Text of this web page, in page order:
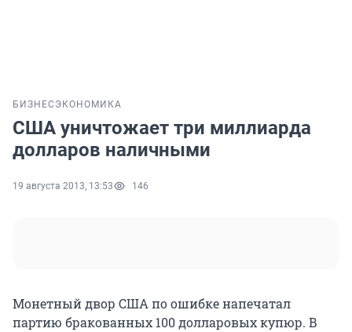
БИЗНЕС ЭКОНОМИКА
США уничтожает три миллиарда
долларов наличными
19 августа 2013, 13:53 146
Монетный двор США по ошибке напечатал
партию бракованных 100 долларовых купюр. В